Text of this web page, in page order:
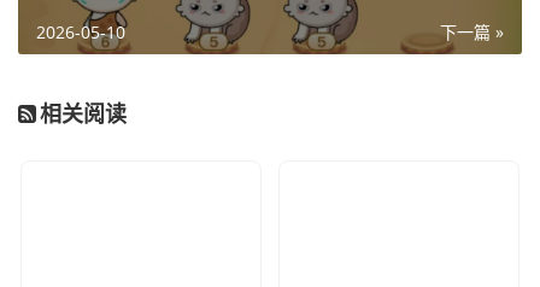
下一篇 »
2026-05-10
相关阅读